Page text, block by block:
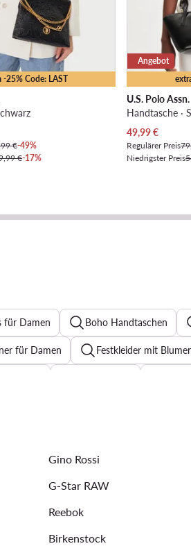
-25% Code: LAST
€-49%
€-17%
Angebot
U.S. Polo Assn.
Handtasche ·
Aktueller Preis
49,99€
Regulärer Preis
Niedrigster Preis
für Damen Boho Handtaschen
für Damen Festkleider mit
Gino Rossi
G-Star RAW
Reebok
Birkenstock